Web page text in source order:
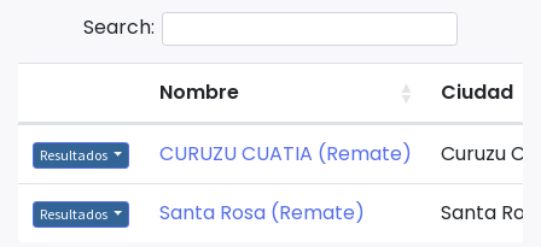
Search:
Nombre Ciudad
Resultados CURUZU CUATIA (Remate) Curuzu
Resultados Santa Rosa (Remate) Santa